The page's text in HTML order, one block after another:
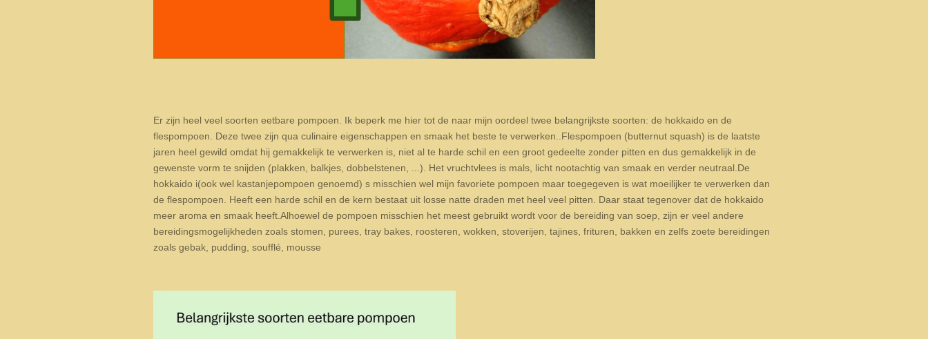
Er zijn heel veel soorten eetbare pompoen. Ik beperk me hier tot de naar mijn oordeel twee belangrijkste soorten: de hokkaido en de
flespompoen. Deze twee zijn qua culinaire eigenschappen en smaak het beste te verwerken.. Flespompoen (butternut squash) is de laatste
jaren heel gewild omdat hij gemakkelijk te verwerken is, niet al te harde schil en een groot gedeelte zonder pitten en dus gemakkelijk in de
gewenste vorm te snijden (plakken, balkjes, dobbelstenen, ...). Het vruchtvlees is mals, licht nootachtig van smaak en verder neutraal. De
hokkaido i(ook wel kastanjepompoen genoemd) s misschien wel mijn favoriete pompoen maar toegegeven is wat moeilijker te verwerken dan
de flespompoen. Heeft een harde schil en de kern bestaat uit losse natte draden met heel veel pitten. Daar staat tegenover dat de hokkaido
meer aroma en smaak heeft. Alhoewel de pompoen misschien het meest gebruikt wordt voor de bereiding van soep, zijn er veel andere
bereidingsmogelijkheden zoals stomen, purees, tray bakes, roosteren, wokken, stoverijen, tajines, frituren, bakken en zelfs zoete bereidingen
zoals gebak, pudding, soufflé, mousse